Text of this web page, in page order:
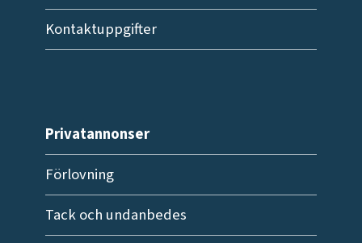
Kontaktuppgifter
Privatannonser
Förlovning
Tack och undanbedes